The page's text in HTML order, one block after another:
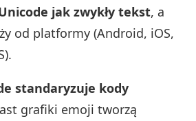
jak zwykły tekst, a
od platformy (Android, iOS,
standaryzuje kody
grafiki emoji tworzą